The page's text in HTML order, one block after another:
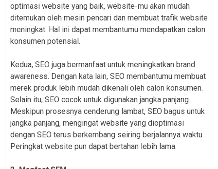
optimasi website yang baik, website-mu akan mudah
ditemukan oleh mesin pencari dan membuat trafik website
meningkat. Hal ini dapat membantumu mendapatkan calon
konsumen potensial.
Kedua, SEO juga bermanfaat untuk meningkatkan brand
awareness. Dengan kata lain, SEO membantumu membuat
merek produk lebih mudah dikenali oleh calon konsumen.
Selain itu, SEO cocok untuk digunakan jangka panjang.
Meskipun prosesnya cenderung lambat, SEO bagus untuk
jangka panjang, mengingat website yang dioptimasi
dengan SEO terus berkembang seiring berjalannya waktu.
Peringkat website pun dapat bertahan lebih lama.